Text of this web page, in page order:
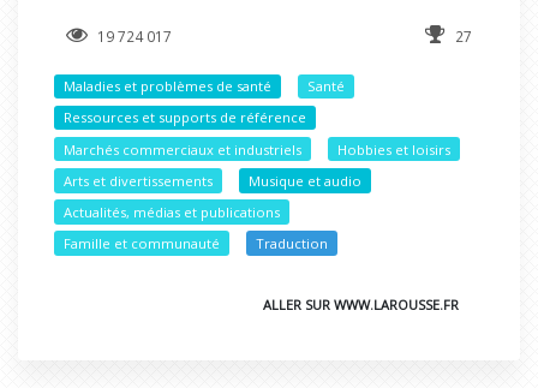
19 724 017 27
Maladies et problèmes de santé
Santé
Ressources et supports de référence
Marchés commerciaux et industriels
Hobbies et loisirs
Arts et divertissements
Musique et audio
Actualités, médias et publications
Famille et communauté
Traduction
ALLER SUR WWW.LAROUSSE.FR